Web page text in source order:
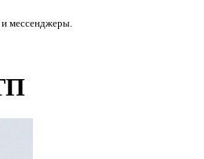
и мессенджеры.